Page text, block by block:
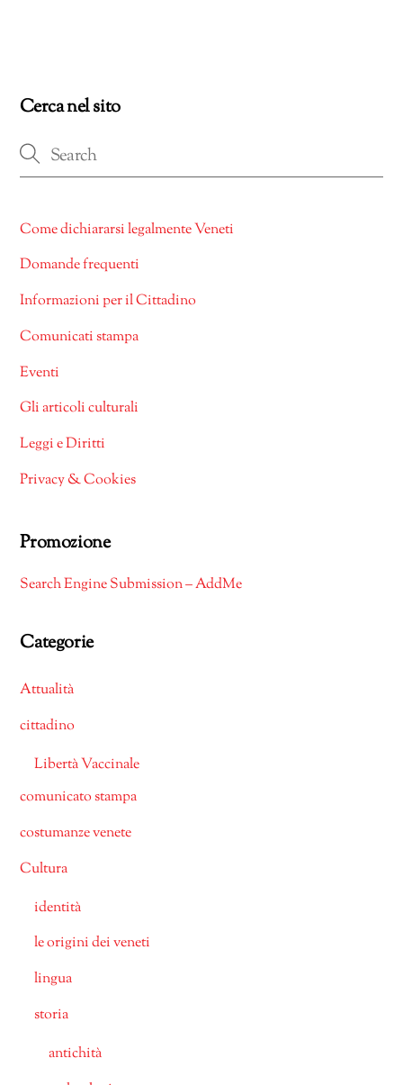
Cerca nel sito
Come dichiararsi legalmente Veneti
Domande frequenti
Informazioni per il Cittadino
Comunicati stampa
Eventi
Gli articoli culturali
Leggi e Diritti
Privacy & Cookies
Promozione
Search Engine Submission – AddMe
Categorie
Attualità
cittadino
Libertà Vaccinale
comunicato stampa
costumanze venete
Cultura
identità
le origini dei veneti
lingua
storia
antichità